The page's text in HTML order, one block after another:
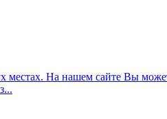
На нашем сайте Вы